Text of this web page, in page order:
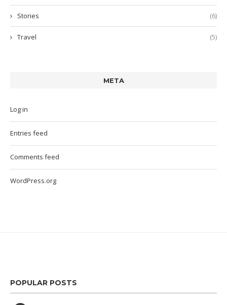
Stories (6)
Travel (5)
META
Log in
Entries feed
Comments feed
WordPress.org
POPULAR POSTS